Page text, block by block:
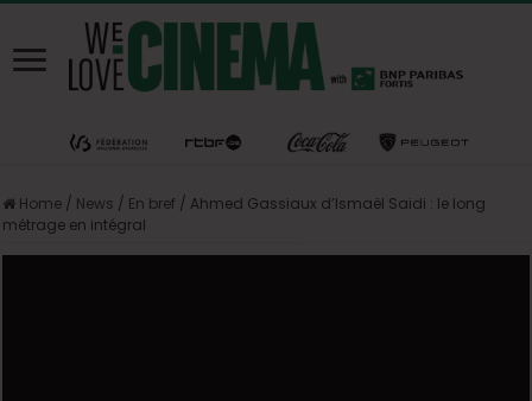
Home / News / En bref / Ahmed Gassiaux d’Ismaël Saidi : le long
métrage en intégral